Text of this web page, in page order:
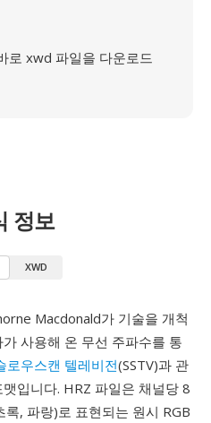
로 xwd 파일을 다운로드
정보
XWD
Macdonald가 기술을 개척
사용해 온 무선 주파수를 통
로우스캔 텔레비전(SSTV)과 관
입니다. HRZ 파일은 채널당 8
, 파랑)로 표현되는 원시 RGB